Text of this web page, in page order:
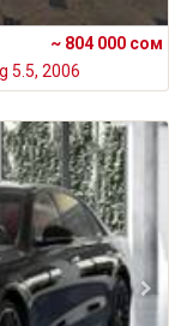
~ 804 000 сом
5.5, 2006